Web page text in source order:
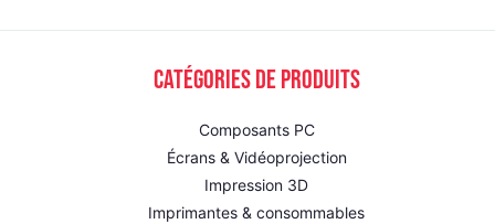
Catégories de produits
Composants PC
Écrans & Vidéoprojection
Impression 3D
Imprimantes & consommables